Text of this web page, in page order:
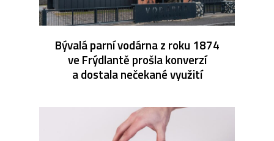
Bývalá parní vodárna z roku 1874
ve Frýdlantě prošla konverzí
a dostala nečekané využití